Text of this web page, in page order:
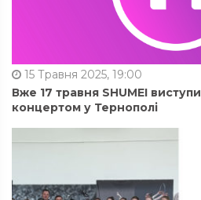
15 Травня 2025, 19:00
Вже 17 травня SHUMEI
концертом у Тернополі